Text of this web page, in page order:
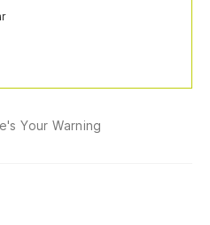
Your Warning